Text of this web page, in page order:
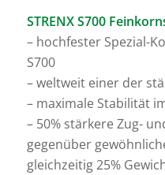
STRENX S700
– hochfester Spezial-
S700
– weltweit einer der
– maximale Stabilität
– 50% stärkere Zug-
gegenüber
gleichzeitig 25%